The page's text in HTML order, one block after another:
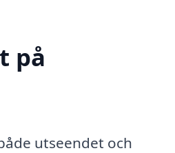
på
utseendet och